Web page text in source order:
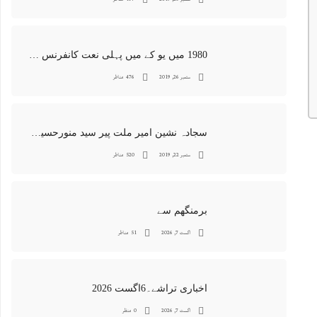
1980 میں یو کے میں پہلی نعت کانفرنس جس کا اہتمامِ سجادہ نشین و جانشین حضرت امیرِ ملت پیر سید منور حسین شاہ جماعتی صاحب نے کیا اور جس کی آپ نے صدارت بھی فرمائی
ستمبر 26, 2019 476 مناظر
سجادہ نشین امیر ملت پیر سید منورحسین شاہ جماعتی کی خصوصی تصاویر
ستمبر 22, 2019 520 مناظر
برمنگھم سے
اگست 7, 2026 51 مناظر
اخباری تراشے۔6اگست 2026
اگست 7, 2026 0 منظر